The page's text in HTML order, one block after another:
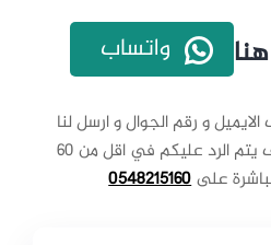
واتساب
و رقم الجوال و ارسل لنا
استفسارك او طلبك , و سوف يتم الرد عليكم في اقل من 60
على0548215160